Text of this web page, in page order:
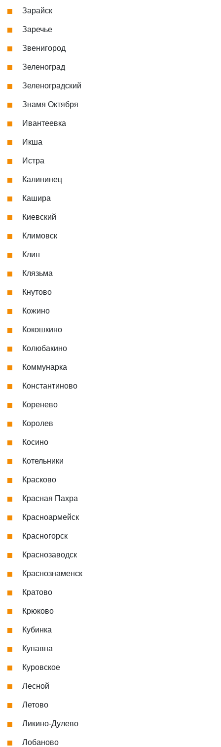
Зарайск
Заречье
Звенигород
Зеленоград
Зеленоградский
Знамя Октября
Ивантеевка
Икша
Истра
Калининец
Кашира
Киевский
Климовск
Клин
Клязьма
Кнутово
Кожино
Кокошкино
Колюбакино
Коммунарка
Константиново
Коренево
Королев
Косино
Котельники
Красково
Красная Пахра
Красноармейск
Красногорск
Краснозаводск
Краснознаменск
Кратово
Крюково
Кубинка
Купавна
Куровское
Лесной
Летово
Ликино-Дулево
Лобаново